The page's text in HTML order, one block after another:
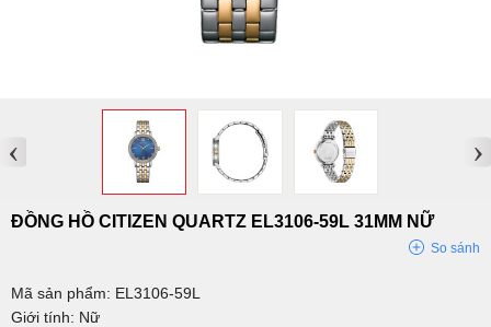
‹ ›
ĐỒNG HỒ CITIZEN QUARTZ EL3106-59L 31MM NỮ
So sánh
Mã sản phẩm: EL3106-59L
Giới tính: Nữ